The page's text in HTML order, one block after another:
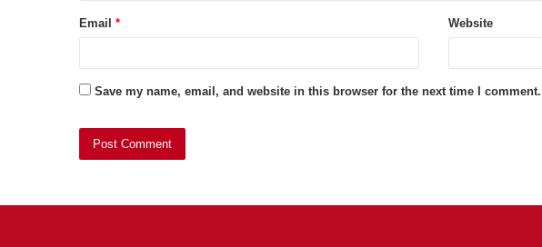
Email * Website
Save my name, email, and website in this browser for the next time I comment.